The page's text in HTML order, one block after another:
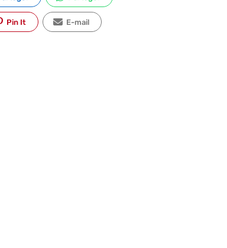
Pin It E-mail